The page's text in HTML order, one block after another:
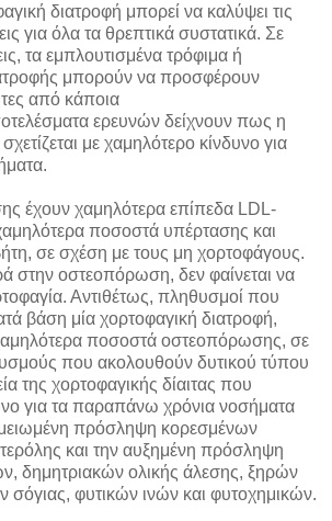
διατροφή μπορεί να καλύψει τις
για όλα τα θρεπτικά συστατικά. Σε
τα εμπλουτισμένα τρόφιμα ή
μπορούν να προσφέρουν
από κάποια
ερευνών δείχνουν πως η
με χαμηλότερο κίνδυνο για
έχουν χαμηλότερα επίπεδα LDL-
ποσοστά υπέρτασης και
σε σχέση με τους μη χορτοφάγους.
στην οστεοπόρωση, δεν φαίνεται να
Αντιθέτως, πληθυσμοί που
βάση μία χορτοφαγική διατροφή,
ποσοστά οστεοπόρωσης, σε
που ακολουθούν δυτικού τύπου
της χορτοφαγικής δίαιτας που
για τα παραπάνω χρόνια νοσήματα
πρόσληψη κορεσμένων
και την αυξημένη πρόσληψη
δημητριακών ολικής άλεσης, ξηρών
φυτικών ινών και φυτοχημικών.